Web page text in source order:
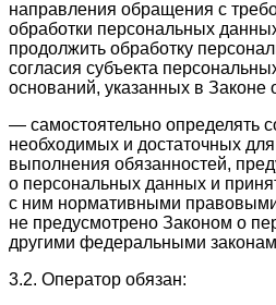
направления обращения с
обработки персональных
продолжить обработку
согласия субъекта
оснований, указанных в
— самостоятельно определять
необходимых и достаточных
выполнения обязанностей,
о персональных данных и
с ним нормативными
не предусмотрено Законом о
другими федеральными
3.2. Оператор обязан: